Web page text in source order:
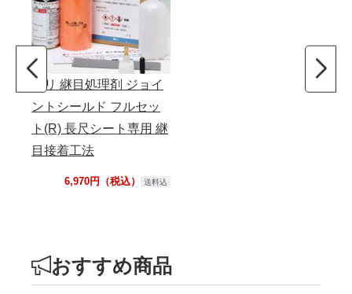
東リ 継目処理剤 ジョイ
ントシールド フルセッ
ト(R) 長尺シート専用 継
目接着工法
6,970円（税込） 送料込
おすすめ商品